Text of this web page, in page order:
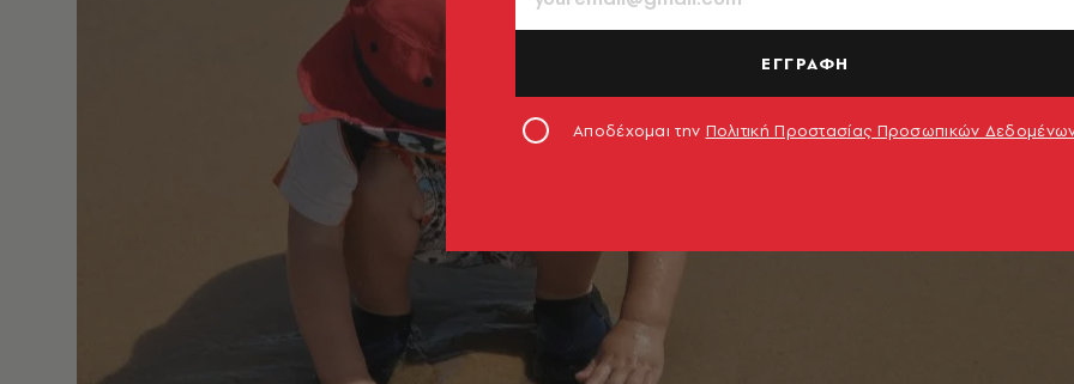
ΕΓΓΡΑΦΗ
Αποδέχομαι την Πολιτική Προστασίας Προσωπικών